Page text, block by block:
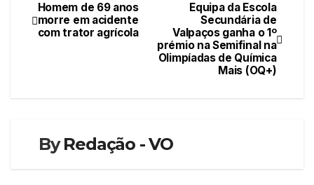
Navegação
de
Equipa da Escola
Secundária de
Valpaços ganha o 1º
prémio na Semifinal na
Olimpíadas de Química
Mais (OQ+)
Homem de 69 anos
morre em acidente
com trator agrícola
ByRedação - VO